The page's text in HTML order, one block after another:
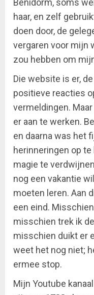
Benidorm, soms
haar, en zelf
doen door, de
vergaren voor mijn
zou hebben om
Die website is er,
positieve reacties
vermeldingen.
er aan te werken.
en daarna was het
herinneringen op te
magie te
nog een vakantie
moeten leren. Aan
een eind.
misschien trek ik
misschien duikt er
weet het nog niet;
ermee stop.
Mijn Youtube